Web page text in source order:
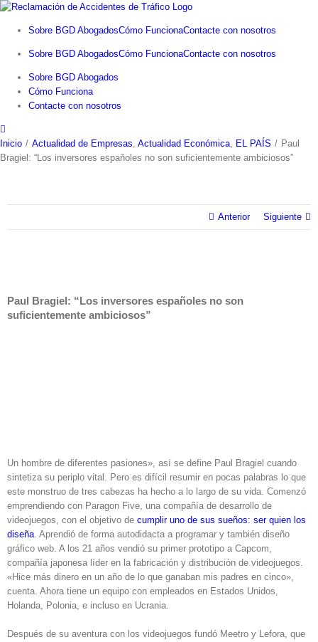
Saltar
contenidoSobre BGD AbogadosCómo FuncionaContacte con nosotros
Sobre BGD AbogadosCómo FuncionaContacte con nosotros
Sobre BGD Abogados
Cómo Funciona
Contacte con nosotros
Inicio / Actualidad de Empresas, Actualidad Económica, EL PAÍS / Paul
Bragiel: “Los inversores españoles no son suficientemente ambiciosos”
Anterior Siguiente
Paul Bragiel: “Los inversores españoles no son
suficientemente ambiciosos”
Un hombre de diferentes pasiones», así se define Paul Bragiel cuando
sintetiza su periplo vital. Pero es difícil resumir en pocas palabras lo que
este monstruo de tres cabezas ha hecho a lo largo de su vida. Comenzó
emprendiendo con Paragon Five, una compañía de desarrollo de
videojuegos, con el objetivo de cumplir uno de sus sueños: ser quien los
diseña. Aprendió de forma autodidacta a programar y también diseño
gráfico web. A los 21 años vendió su primer prototipo a Capcom,
compañía japonesa líder en la fabricación y distribución de videojuegos.
«Hice más dinero en un año de lo que ganaban mis padres en cinco»,
cuenta. Ahora tiene un equipo con empleados en Estados Unidos,
Holanda, Polonia, e incluso en Ucrania.
Después de su aventura con los videojuegos fundó Meetro y Lefora, que